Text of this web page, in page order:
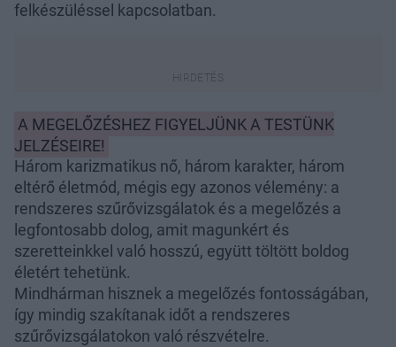
felkészüléssel kapcsolatban.
A MEGELŐZÉSHEZ FIGYELJÜNK A TESTÜNK
JELZÉSEIRE!
Három karizmatikus nő, három karakter, három
eltérő életmód, mégis egy azonos vélemény: a
rendszeres szűrővizsgálatok és a megelőzés a
legfontosabb dolog, amit magunkért és
szeretteinkkel való hosszú, együtt töltött boldog
életért tehetünk.
Mindhárman hisznek a megelőzés fontosságában,
így mindig szakítanak időt a rendszeres
szűrővizsgálatokon való részvételre.